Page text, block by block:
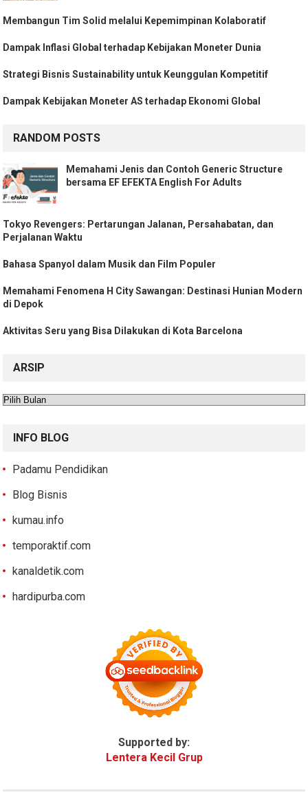
Membangun Tim Solid melalui Kepemimpinan Kolaboratif
Dampak Inflasi Global terhadap Kebijakan Moneter Dunia
Strategi Bisnis Sustainability untuk Keunggulan Kompetitif
Dampak Kebijakan Moneter AS terhadap Ekonomi Global
RANDOM POSTS
Memahami Jenis dan Contoh Generic Structure
bersama EF EFEKTA English For Adults
Tokyo Revengers: Pertarungan Jalanan, Persahabatan, dan
Perjalanan Waktu
Bahasa Spanyol dalam Musik dan Film Populer
Memahami Fenomena H City Sawangan: Destinasi Hunian Modern
di Depok
Aktivitas Seru yang Bisa Dilakukan di Kota Barcelona
ARSIP
Arsip
INFO BLOG
Padamu Pendidikan
Blog Bisnis
kumau.info
temporaktif.com
kanaldetik.com
hardipurba.com
Supported by:
Lentera Kecil Grup